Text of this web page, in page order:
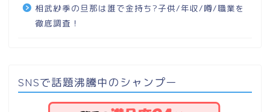
相武紗季の旦那は誰で金持ち?子供/年収/噂/職業を
徹底調査！
SNSで話題沸騰中のシャンプー